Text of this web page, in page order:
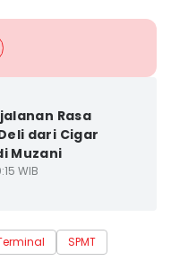
Rasa
dari Cigar
Muzani
WIB
SPMT